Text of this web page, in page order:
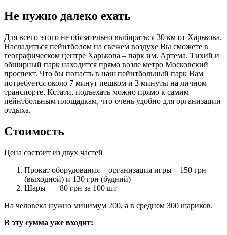
Не нужно далеко ехать
Для всего этого не обязательно выбираться 30 км от Харькова.
Насладиться пейнтболом на свежем воздухе Вы сможете в
географическом центре Харькова – парк им. Артема. Тихий и
обширный парк находится прямо возле метро Московский
проспект. Что бы попасть в наш пейнтбольный парк Вам
потребуется около 7 минут пешком и 3 минуты на личном
транспорте. Кстати, подъехать можно прямо к самим
пейнтбольным площадкам, что очень удобно для организации
отдыха.
Стоимость
Цена состоит из двух частей
Прокат оборудования + организация игры – 150 грн
(выходной) и 130 грн (будний)
Шары — 80 грн за 100 шт
На человека нужно минимум 200, а в среднем 300 шариков.
В эту сумма уже входит: